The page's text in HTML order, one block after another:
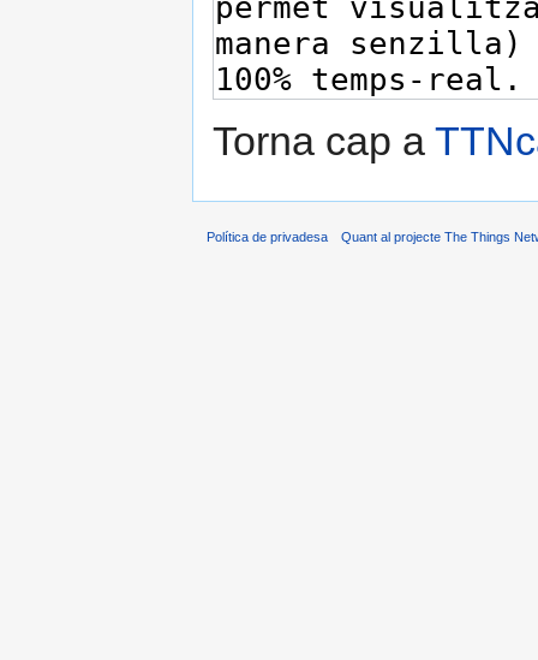
Torna cap a
Política de privadesa Quant al projecte The Things